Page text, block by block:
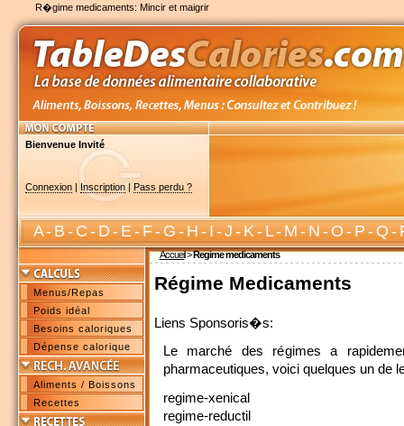
R�gime medicaments: Mincir et maigrir
Bienvenue Invité
Connexion| Inscription| Pass perdu ?
A-B-C-D-E-F-G-H-I-J-K-L-M-N-O-P-Q-
Accueil>Regime medicaments
Menus/Repas
Poids idéal
Besoins caloriques
Dépense calorique
Aliments / Boissons
Recettes
Régime Medicaments
Liens Sponsoris�s:
Le marché des régimes a
pharmaceutiques, voici quelques un de
regime-xenical
regime-reductil